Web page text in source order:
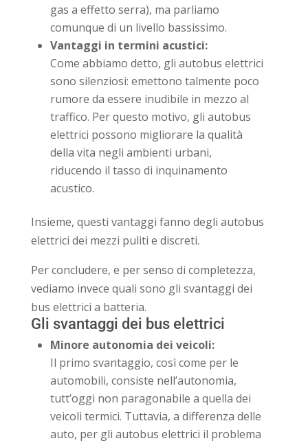
gas a effetto serra), ma parliamo
comunque di un livello bassissimo.
Vantaggi in termini acustici:
Come abbiamo detto, gli autobus elettrici
sono silenziosi: emettono talmente poco
rumore da essere inudibile in mezzo al
traffico. Per questo motivo, gli autobus
elettrici possono migliorare la qualità
della vita negli ambienti urbani,
riducendo il tasso di inquinamento
acustico.
Insieme, questi vantaggi fanno degli autobus
elettrici dei mezzi puliti e discreti.
Per concludere, e per senso di completezza,
vediamo invece quali sono gli svantaggi dei
bus elettrici a batteria.
Gli svantaggi dei bus elettrici
Minore autonomia dei veicoli:
Il primo svantaggio, così come per le
automobili, consiste nell’autonomia,
tutt’oggi non paragonabile a quella dei
veicoli termici. Tuttavia, a differenza delle
auto, per gli autobus elettrici il problema